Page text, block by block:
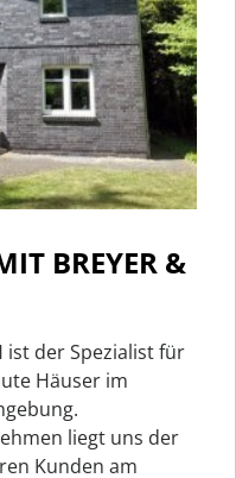
BREYER &
ist der Spezialist für
Häuser im
liegt uns der
Kunden am